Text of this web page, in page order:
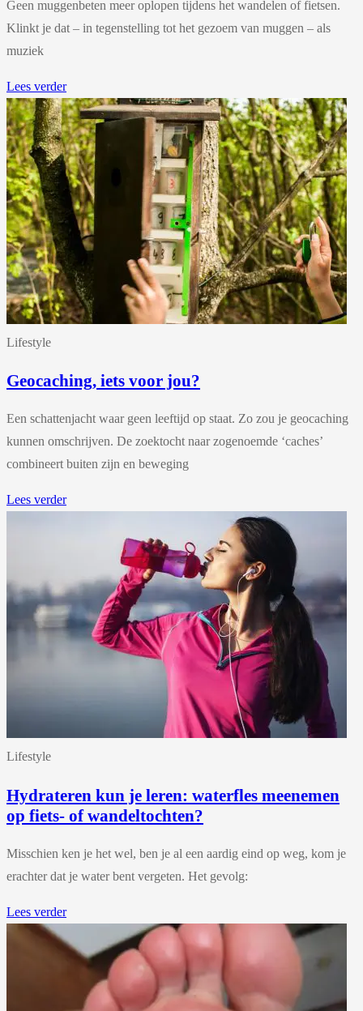
Geen muggenbeten meer oplopen tijdens het wandelen of fietsen.
Klinkt je dat – in tegenstelling tot het gezoem van muggen – als
muziek
Lees verder
Lifestyle
Geocaching, iets voor jou?
Een schattenjacht waar geen leeftijd op staat. Zo zou je geocaching
kunnen omschrijven. De zoektocht naar zogenoemde ‘caches’
combineert buiten zijn en beweging
Lees verder
Lifestyle
Hydrateren kun je leren: waterfles meenemen
op fiets- of wandeltochten?
Misschien ken je het wel, ben je al een aardig eind op weg, kom je
erachter dat je water bent vergeten. Het gevolg:
Lees verder